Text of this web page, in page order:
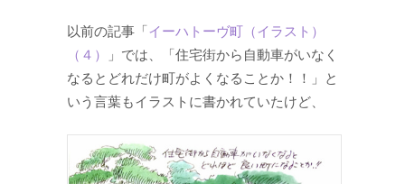
以前の記事「イーハトーヴ町（イラスト）
（４）
」では、「住宅街から自動車がいなく
なるとどれだけ町がよくなることか！！」と
いう言葉もイラストに書かれていたけど、